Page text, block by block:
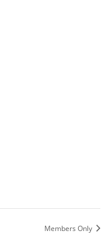
Members Only